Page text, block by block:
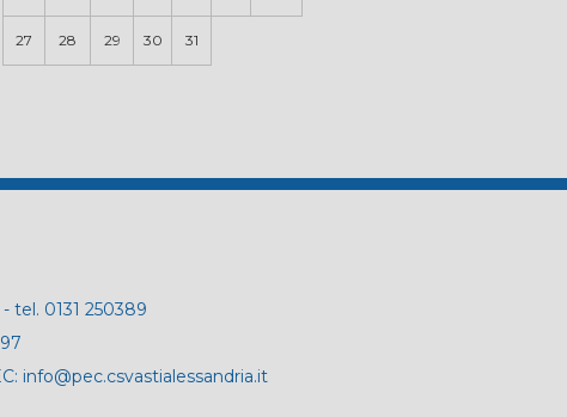
27 28 29 30 31
tel. 0131 250389
info@pec.csvastialessandria.it